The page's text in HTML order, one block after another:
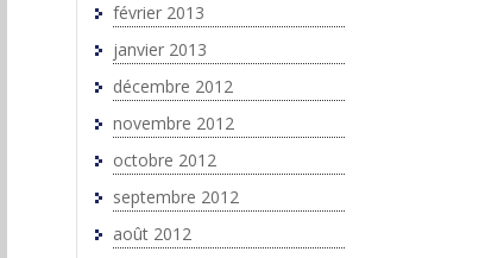
février 2013
janvier 2013
décembre 2012
novembre 2012
octobre 2012
septembre 2012
août 2012